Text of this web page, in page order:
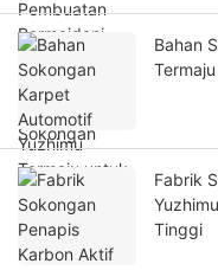
Bahan
Fabrik
Tinggi